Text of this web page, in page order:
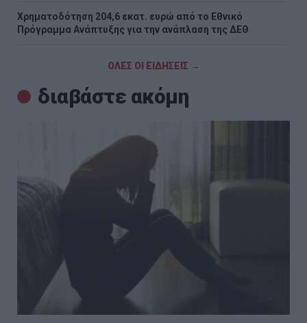
Χρηματοδότηση 204,6 εκατ. ευρώ από το Εθνικό
Πρόγραμμα Ανάπτυξης για την ανάπλαση της ΔΕΘ
ΟΛΕΣ ΟΙ ΕΙΔΗΣΕΙΣ →
διαβάστε ακόμη